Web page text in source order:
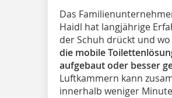
Das
Haidl hat langjährige
der Schuh drückt und
die mobile
aufgebaut oder besser
Luftkammern kann
innerhalb weniger